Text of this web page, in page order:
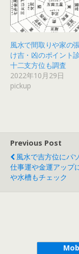
風水で間取りや家の
け吉・凶のポイント
十二支方位も調査
2022年10月29日
pickup
Previous Post
風水で吉方位にパ
仕事運や金運アップ
や水槽もチェック